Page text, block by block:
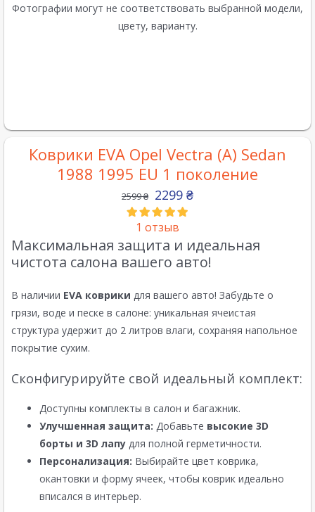
Фотографии могут не соответствовать выбранной модели,
цвету, варианту.
Коврики EVA Opel Vectra (A) Sedan
1988 1995 EU 1 поколение
2599₴ 2299 ₴
1 отзыв
Максимальная защита и идеальная
чистота салона вашего авто!
В наличии EVA коврики для вашего авто! Забудьте о
грязи, воде и песке в салоне: уникальная ячеистая
структура удержит до 2 литров влаги, сохраняя напольное
покрытие сухим.
Сконфигурируйте свой идеальный комплект:
Доступны комплекты в салон и багажник.
Улучшенная защита: Добавьте высокие 3D
борты и 3D лапу для полной герметичности.
Персонализация: Выбирайте цвет коврика,
окантовки и форму ячеек, чтобы коврик идеально
вписался в интерьер.